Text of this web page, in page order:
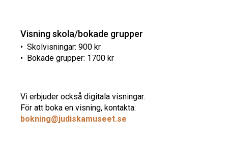
Visning skola/bokade grupper
• Skolvisningar: 900 kr
• Bokade grupper: 1700 kr
Vi erbjuder också digitala visningar.
För att boka en visning, kontakta:
bokning@judiskamuseet.se